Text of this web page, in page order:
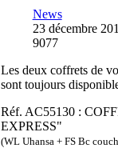
News
23 décembre
9077
Les deux coffrets de
sont toujours
Réf. AC55130 :
EXPRESS"
(WL Uhansa + FS Bc